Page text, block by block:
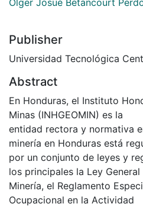
Olger Josué Betancourt
Publisher
Universidad Tecnológica
Abstract
En Honduras, el Instituto
Minas (INHGEOMIN) es la
entidad rectora y normativa
minería en Honduras está
por un conjunto de leyes y
los principales la Ley General
Minería, el Reglamento
Ocupacional en la Actividad